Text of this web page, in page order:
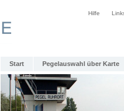
Hilfe
Start Pegelauswahl über Karte